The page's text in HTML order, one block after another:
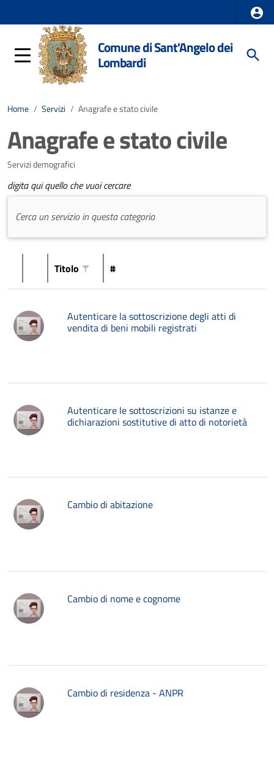
Comune di Sant'Angelo dei
Lombardi
Home / Servizi / Anagrafe e stato civile
Anagrafe e stato civile
Servizi demografici
digita qui quello che vuoi cercare
Titolo #
Autenticare la sottoscrizione degli atti di
vendita di beni mobili registrati
Autenticare le sottoscrizioni su istanze e
dichiarazioni sostitutive di atto di notorietà
Cambio di abitazione
Cambio di nome e cognome
Cambio di residenza - ANPR